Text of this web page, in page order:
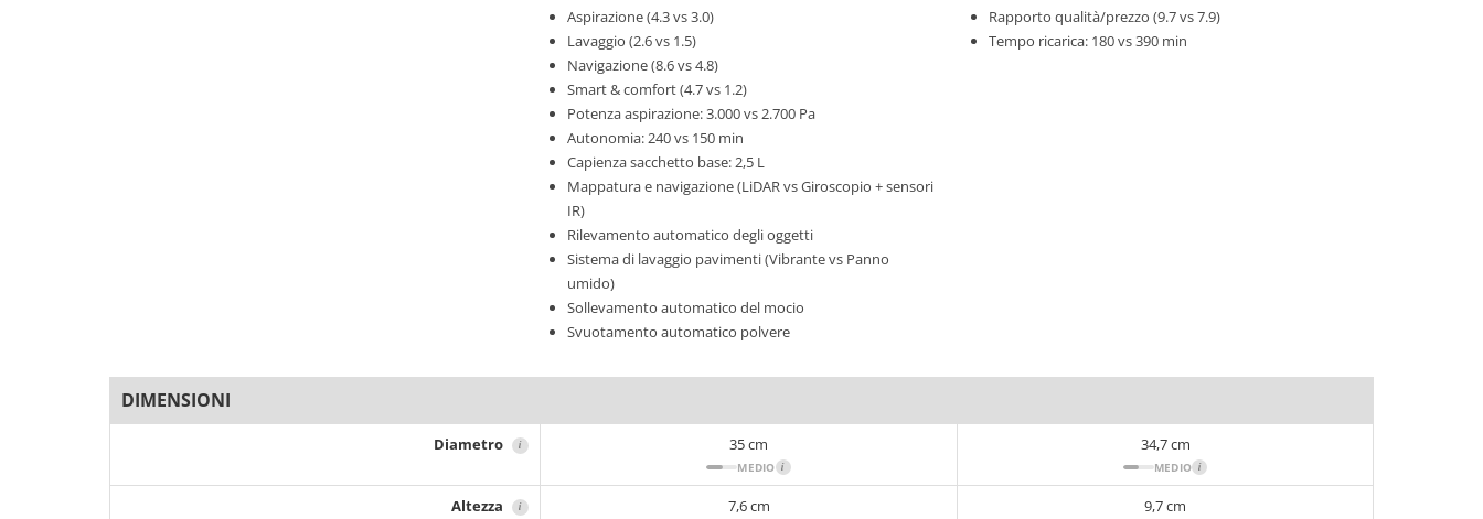
Aspirazione (4.3 vs 3.0)
Lavaggio (2.6 vs 1.5)
Navigazione (8.6 vs 4.8)
Smart & comfort (4.7 vs 1.2)
Potenza aspirazione: 3.000 vs 2.700 Pa
Autonomia: 240 vs 150 min
Capienza sacchetto base: 2,5 L
Mappatura e navigazione (LiDAR vs Giroscopio + sensori
IR)
Rilevamento automatico degli oggetti
Sistema di lavaggio pavimenti (Vibrante vs Panno
umido)
Sollevamento automatico del mocio
Svuotamento automatico polvere
Rapporto qualità/prezzo (9.7 vs 7.9)
Tempo ricarica: 180 vs 390 min
DIMENSIONI
Diametro i 35 cm
MEDIO i
34,7 cm
MEDIO i
Altezza i 7,6 cm 9,7 cm